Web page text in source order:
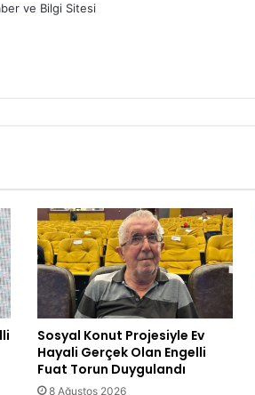
ve Bilgi Sitesi
Sosyal Konut Projesiyle Ev
Hayali Gerçek Olan Engelli
Fuat Torun Duygulandı
8 Ağustos 2026